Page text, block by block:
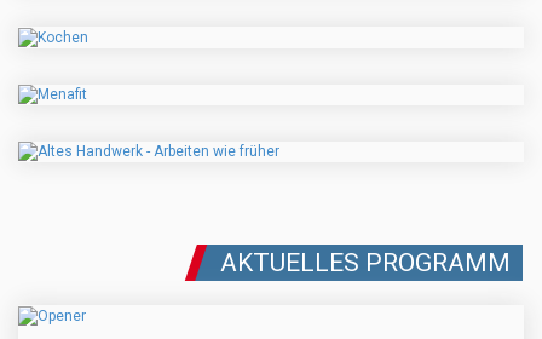
AKTUELLES PROGRAMM